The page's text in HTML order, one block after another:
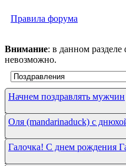
Правила форума
Внимание: в данном
невозможно.
Начнем поздравлять мужчин
Оля (mandarinaduck) с
Галочка! С днем рождения